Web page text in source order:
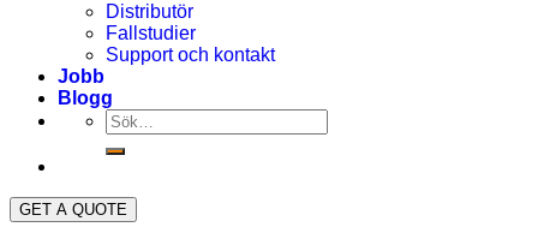
Distributör
Fallstudier
Support och kontakt
Jobb
Blogg
GET A QUOTE